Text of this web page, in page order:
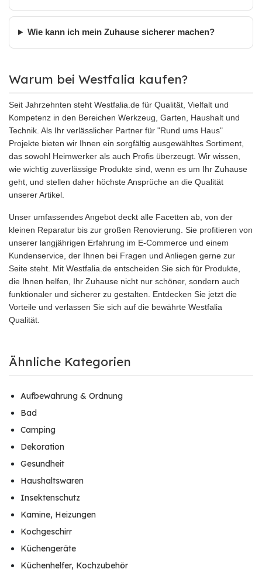
Wie kann ich mein Zuhause sicherer machen?
Warum bei Westfalia kaufen?
Seit Jahrzehnten steht Westfalia.de für Qualität, Vielfalt und
Kompetenz in den Bereichen Werkzeug, Garten, Haushalt und
Technik. Als Ihr verlässlicher Partner für "Rund ums Haus"
Projekte bieten wir Ihnen ein sorgfältig ausgewähltes Sortiment,
das sowohl Heimwerker als auch Profis überzeugt. Wir wissen,
wie wichtig zuverlässige Produkte sind, wenn es um Ihr Zuhause
geht, und stellen daher höchste Ansprüche an die Qualität
unserer Artikel.
Unser umfassendes Angebot deckt alle Facetten ab, von der
kleinen Reparatur bis zur großen Renovierung. Sie profitieren von
unserer langjährigen Erfahrung im E-Commerce und einem
Kundenservice, der Ihnen bei Fragen und Anliegen gerne zur
Seite steht. Mit Westfalia.de entscheiden Sie sich für Produkte,
die Ihnen helfen, Ihr Zuhause nicht nur schöner, sondern auch
funktionaler und sicherer zu gestalten. Entdecken Sie jetzt die
Vorteile und verlassen Sie sich auf die bewährte Westfalia
Qualität.
Ähnliche Kategorien
Aufbewahrung & Ordnung
Bad
Camping
Dekoration
Gesundheit
Haushaltswaren
Insektenschutz
Kamine, Heizungen
Kochgeschirr
Küchengeräte
Küchenhelfer, Kochzubehör